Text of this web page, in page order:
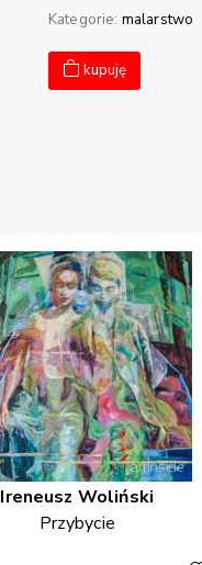
Kategorie: malarstwo
kupuję
Ireneusz Woliński
Przybycie